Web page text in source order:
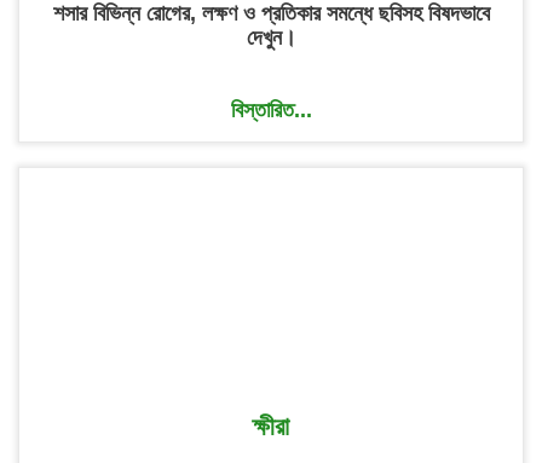
শসার বিভিন্ন রোগের, লক্ষণ ও প্রতিকার সমন্ধে ছবিসহ বিষদভাবে
দেখুন।
বিস্তারিত...
ক্ষীরা